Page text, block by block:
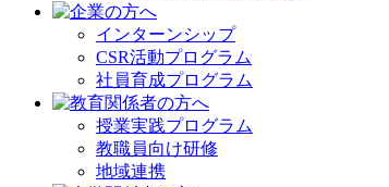
インターンシップ
CSR活動プログラム
社員育成プログラム
授業実践プログラム
教職員向け研修
地域連携